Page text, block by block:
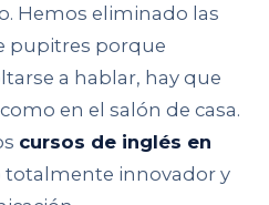
Hemos eliminado las
pupitres porque
a hablar, hay que
en el salón de casa.
cursos de inglés en
totalmente innovador y